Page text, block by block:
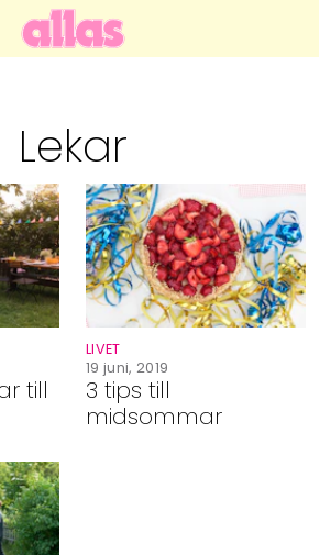
blogg
Arkiv
Kontakt
Lekar
till
3 tips till
midsommar
LIVET
19 juni, 2019